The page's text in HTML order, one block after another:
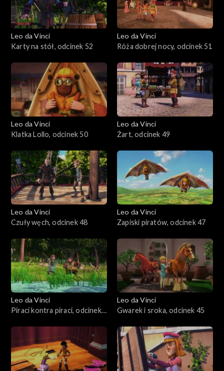
Leo da Vinci
Karty na stół, odcinek 52
Leo da Vinci
Róża dobrej nocy, odcinek 51
Leo da Vinci
Klatka Lollo, odcinek 50
Leo da Vinci
Żart, odcinek 49
Leo da Vinci
Czuły węch, odcinek 48
Leo da Vinci
Zapiski piratów, odcinek 47
Leo da Vinci
Piraci kontra piraci, odcinek
Leo da Vinci
Gwarek i sroka, odcinek 45